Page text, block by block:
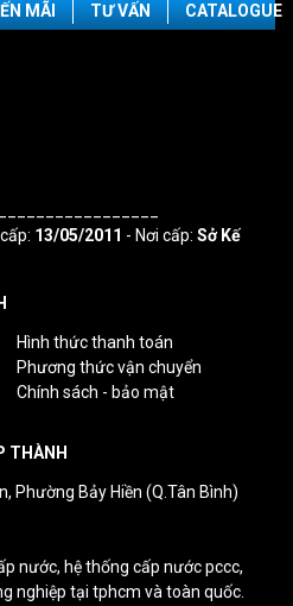
MÃI TƯ VẤN CATALOGUE
13/05/2011 - Nơi cấp: Sở Kế
Hình thức thanh toán
Phương thức vận chuyển
Chính sách - bảo mật
THÀNH
Phường Bảy Hiền (Q.Tân Bình)
nước, hệ thống cấp nước pccc,
nghiệp tại tphcm và toàn quốc.